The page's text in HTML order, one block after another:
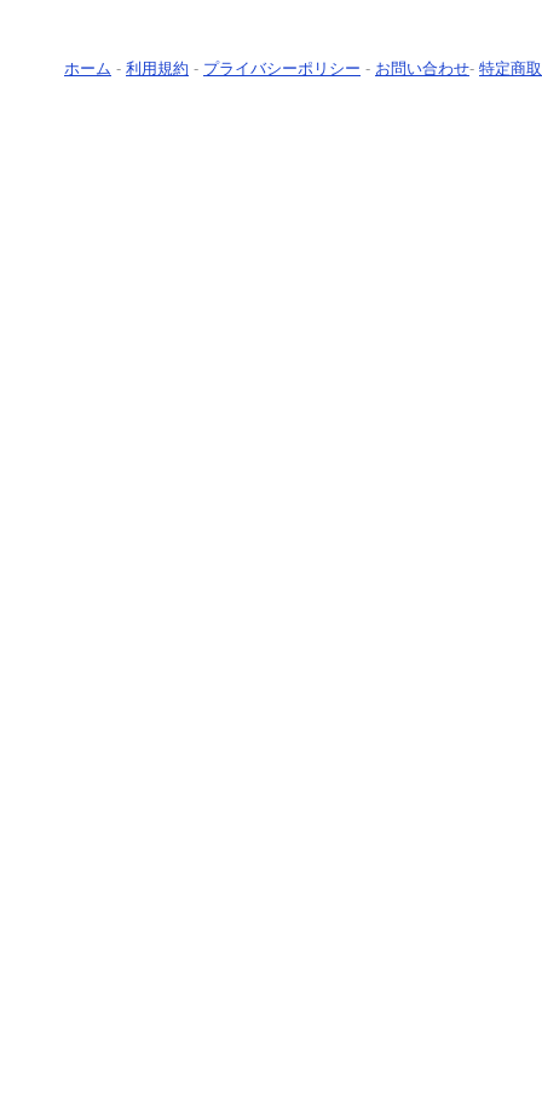
ホーム - 利用規約 - プライバシーポリシー - お問い合わせ- 特定商